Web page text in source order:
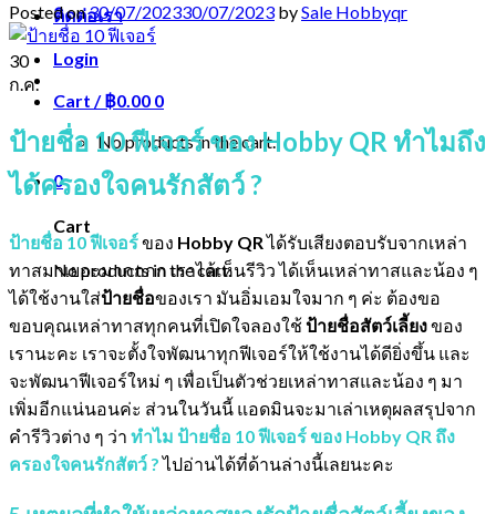
ติดต่อเรา
Login
Cart /฿0.00 0
No products in the cart.
0
Cart
No products in the cart.
Posted on30/07/202330/07/2023 bySale Hobbyqr
30
ก.ค.
ป้ายชื่อ 10 ฟีเจอร์ ของ Hobby QR ทำไมถึง
ได้ครองใจคนรักสัตว์ ?
ป้ายชื่อ 10 ฟีเจอร์ของ Hobby QRได้รับเสียงตอบรับจากเหล่า
ทาสมาเยอะมากกกก เราได้เห็นรีวิว ได้เห็นเหล่าทาสและน้อง ๆ
ได้ใช้งานใส่ป้ายชื่อของเรา มันอิ่มเอมใจมาก ๆ ค่ะ ต้องขอ
ขอบคุณเหล่าทาสทุกคนที่เปิดใจลองใช้ป้ายชื่อสัตว์เลี้ยงของ
เรานะคะ เราจะตั้งใจพัฒนาทุกฟีเจอร์ให้ใช้งานได้ดียิ่งขึ้น และ
จะพัฒนาฟีเจอร์ใหม่ ๆ เพื่อเป็นตัวช่วยเหล่าทาสและน้อง ๆ มา
เพิ่มอีกแน่นอนค่ะ ส่วนในวันนี้ แอดมินจะมาเล่าเหตุผลสรุปจาก
คำรีวิวต่าง ๆ ว่า ทำไม ป้ายชื่อ 10 ฟีเจอร์ ของ Hobby QR ถึง
ครองใจคนรักสัตว์ ?ไปอ่านได้ที่ด้านล่างนี้เลยนะคะ